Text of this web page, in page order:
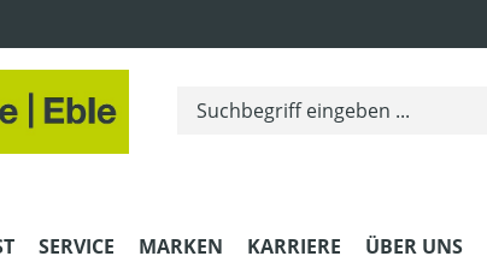
SERVICE MARKEN KARRIERE ÜBER UNS